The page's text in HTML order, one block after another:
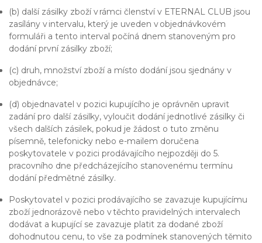
(b) další zásilky zboží v rámci členství v ETERNAL CLUB jsou
zasílány v intervalu, který je uveden v objednávkovém
formuláři a tento interval počíná dnem stanoveným pro
dodání první zásilky zboží;
(c) druh, množství zboží a místo dodání jsou sjednány v
objednávce;
(d) objednavatel v pozici kupujícího je oprávněn upravit
zadání pro další zásilky, vyloučit dodání jednotlivé zásilky či
všech dalších zásilek, pokud je žádost o tuto změnu
písemně, telefonicky nebo e-mailem doručena
poskytovatele v pozici prodávajícího nejpozději do 5.
pracovního dne předcházejícího stanovenému termínu
dodání předmětné zásilky.
Poskytovatel v pozici prodávajícího se zavazuje kupujícímu
zboží jednorázově nebo v těchto pravidelných intervalech
dodávat a kupující se zavazuje platit za dodané zboží
dohodnutou cenu, to vše za podmínek stanovených těmito